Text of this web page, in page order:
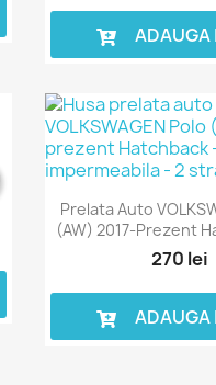
ADAUGA
Prelata Auto
(AW) 2017-Prezent
270 lei
ADAUGA